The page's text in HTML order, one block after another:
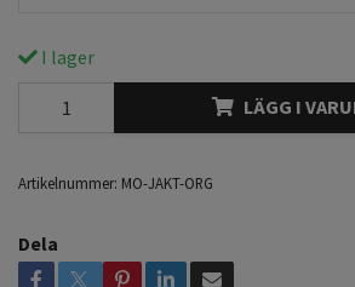
I lager
LÄGG I
Artikelnummer: MO-JAKT-ORG
Dela